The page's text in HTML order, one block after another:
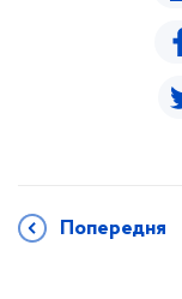
Попередня